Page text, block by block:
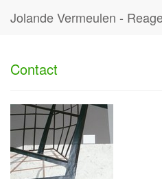
Jolande Vermeulen -
Contact